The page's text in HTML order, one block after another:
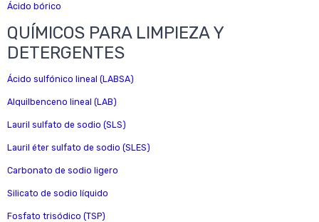
Ácido bórico
QUÍMICOS PARA LIMPIEZA Y
DETERGENTES
Ácido sulfónico lineal (LABSA)
Alquilbenceno lineal (LAB)
Lauril sulfato de sodio (SLS)
Lauril éter sulfato de sodio (SLES)
Carbonato de sodio ligero
Silicato de sodio líquido
Fosfato trisódico (TSP)